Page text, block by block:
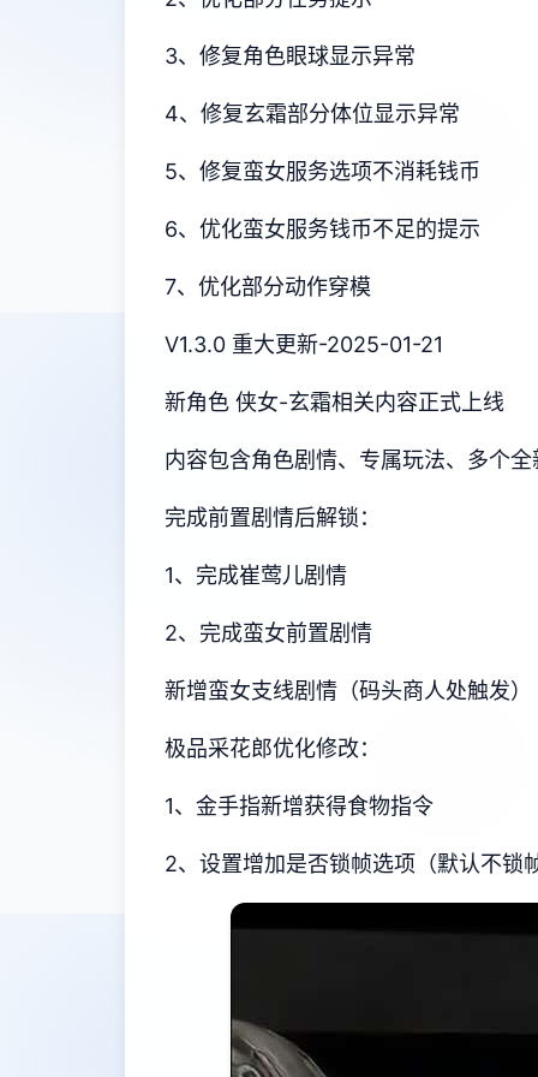
3、修复角色眼球显示异常
4、修复玄霜部分体位显示异常
5、修复蛮女服务选项不消耗钱币
6、优化蛮女服务钱币不足的提示
7、优化部分动作穿模
V1.3.0 重大更新-2025-01-21
新角色 侠女-玄霜相关内容正式上线
内容包含角色剧情、专属玩法、多个
完成前置剧情后解锁：
1、完成崔莺儿剧情
2、完成蛮女前置剧情
新增蛮女支线剧情（码头商人处触发）
极品采花郎优化修改：
1、金手指新增获得食物指令
2、设置增加是否锁帧选项（默认不锁